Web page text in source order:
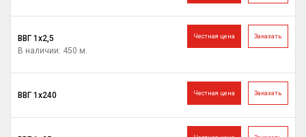
Заказать
Честная цена
ВВГ 1х2,5
В наличии: 450 м.
Заказать
Честная цена
ВВГ 1х240